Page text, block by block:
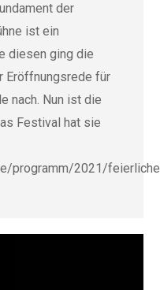
der
ist ein
diesen ging die
Eröffnungsrede für
nach. Nun ist die
Festival hat sie
programm/2021/